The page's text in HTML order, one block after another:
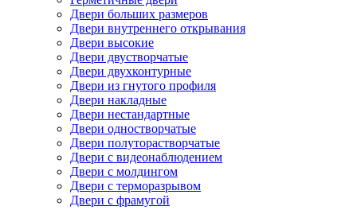
Двери больших размеров
Двери внутреннего открывания
Двери высокие
Двери двустворчатые
Двери двухконтурные
Двери из гнутого профиля
Двери накладные
Двери нестандартные
Двери одностворчатые
Двери полуторастворчатые
Двери с видеонаблюдением
Двери с молдингом
Двери с терморазрывом
Двери с фрамугой